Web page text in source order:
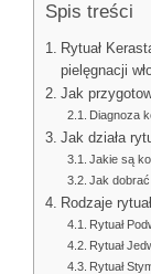
Spis treści
Rytuał
pielęgnacji
Jak
Diagnoza
Jak działa
Jakie są
Jak dobrać
Rodzaje
Rytuał
Rytuał
Rytuał